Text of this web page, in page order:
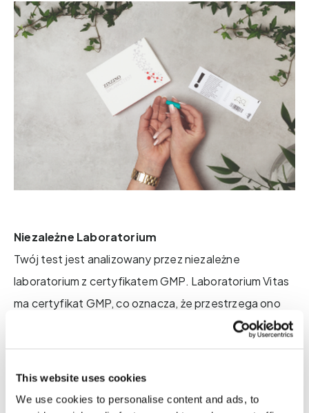
This website uses cookies
We use cookies to personalise content and ads, to
Niezależne Laboratorium
Twój test jest analizowany przez niezależne
laboratorium z certyfikatem GMP. Laboratorium Vitas
ma certyfikat GMP, co oznacza, że przestrzega ono
najlepszych praktyk produkcyjnych. Jest to